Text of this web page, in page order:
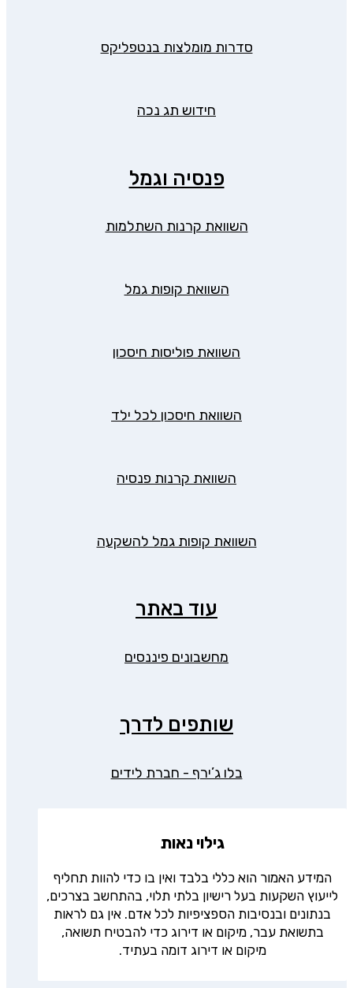
סדרות מומלצות בנטפליקס
חידוש תג נכה
פנסיה וגמל
השוואת קרנות השתלמות
השוואת קופות גמל
השוואת פוליסות חיסכון
השוואת חיסכון לכל ילד
השוואת קרנות פנסיה
השוואת קופות גמל להשקעה
עוד באתר
מחשבונים פיננסים
שותפים לדרך
בלו ג’ירף - חברת לידים
גילוי נאות
המידע האמור הוא כללי בלבד ואין בו כדי להוות תחליף
לייעוץ השקעות בעל רישיון בלתי תלוי, בהתחשב בצרכים,
בנתונים ובנסיבות הספציפיות לכל אדם. אין גם לראות
בתשואת עבר, מיקום או דירוג כדי להבטיח תשואה,
מיקום או דירוג דומה בעתיד.